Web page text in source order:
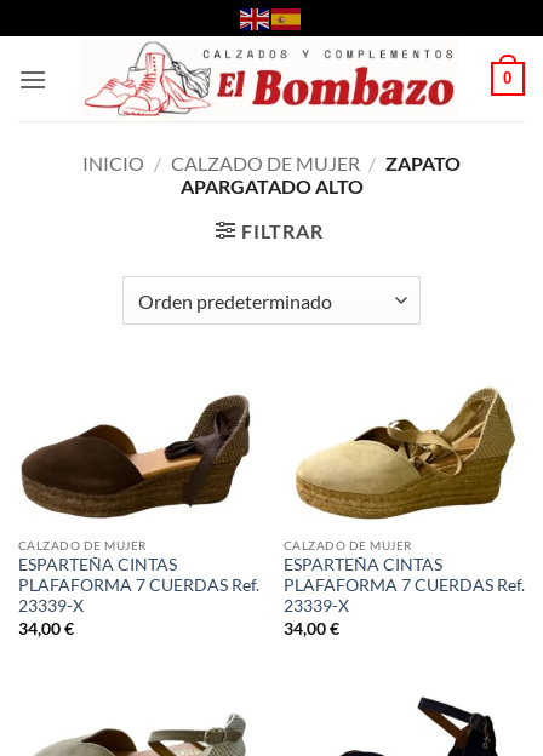
al
contenido
0
INICIO / CALZADO DE MUJER / ZAPATO
APARGATADO ALTO
FILTRAR
CALZADO DE MUJER
ESPARTEÑA CINTAS
PLAFAFORMA 7 CUERDAS Ref.
23339-X
34,00€
CALZADO DE MUJER
ESPARTEÑA CINTAS
PLAFAFORMA 7 CUERDAS Ref.
23339-X
34,00€